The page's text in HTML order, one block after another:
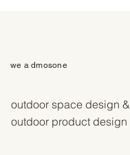
we a dmosone
outdoor space design &
outdoor product design